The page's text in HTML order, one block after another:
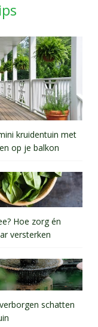
kruidentuin met
op je balkon
Hoe zorg én
versterken
schatten